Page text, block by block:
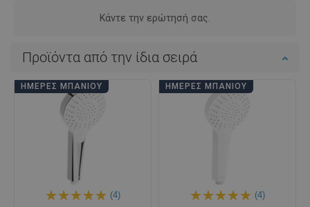
Κάντε την ερώτησή σας.
Προϊόντα από την ίδια σειρά
ΗΜΈΡΕΣ ΜΠΆΝΙΟΥ
(4)
ΗΜΈΡΕΣ ΜΠΆΝΙΟΥ
(4)